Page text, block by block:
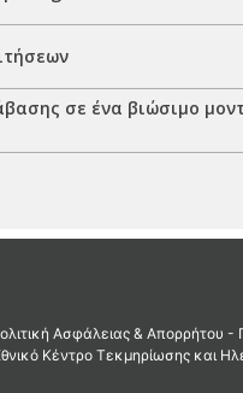
σε ένα βιώσιμο